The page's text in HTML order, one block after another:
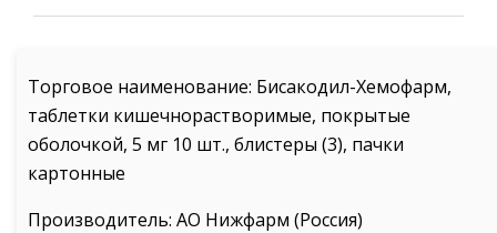
Торговое наименование: Бисакодил-Хемофарм,
таблетки кишечнорастворимые, покрытые
оболочкой, 5 мг 10 шт., блистеры (3), пачки
картонные
Производитель: АО Нижфарм (Россия)